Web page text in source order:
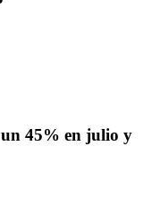
45% en julio y